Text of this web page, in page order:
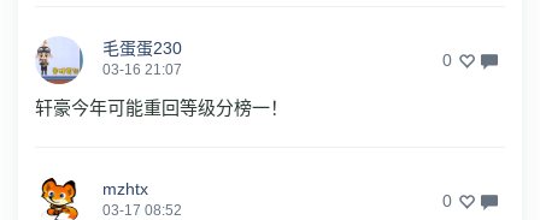
毛蛋蛋230
03-16 21:07 0
轩豪今年可能重回等级分榜一！
mzhtx
03-17 08:52 0